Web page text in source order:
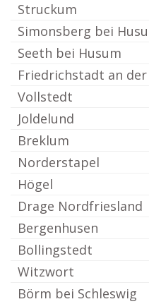
Struckum
Simonsberg bei
Seeth bei Husum
Friedrichstadt an
Vollstedt
Joldelund
Breklum
Norderstapel
Högel
Drage Nordfriesland
Bergenhusen
Bollingstedt
Witzwort
Börm bei Schleswig